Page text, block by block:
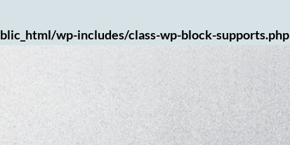
wp-includes/class-wp-block-supports.php